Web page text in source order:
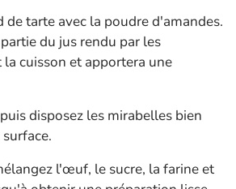
de tarte avec la poudre d'amandes.
du jus rendu par les
cuisson et apportera une
disposez les mirabelles bien
l'œuf, le sucre, la farine et